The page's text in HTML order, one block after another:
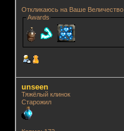
Откликаюсь на Ваше Величество
Awards
unseen
Тяжёлый клинок
Старожил